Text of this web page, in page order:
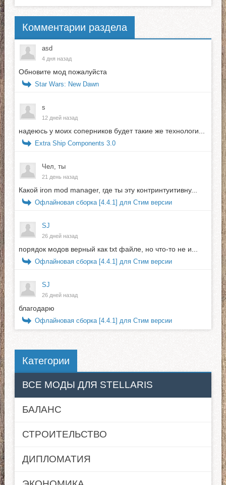
Комментарии раздела
asd
4 дня назад
Обновите мод пожалуйста
Star Wars: New Dawn
s
12 дней назад
надеюсь у моих соперников будет такие же технологи...
Extra Ship Components 3.0
Чел, ты
21 день назад
Какой iron mod manager, где ты эту контринтуитивну...
Офлайновая сборка [4.4.1] для Стим версии
SJ
26 дней назад
порядок модов верный как txt файле, но что-то не и...
Офлайновая сборка [4.4.1] для Стим версии
SJ
26 дней назад
благодарю
Офлайновая сборка [4.4.1] для Стим версии
Категории
ВСЕ МОДЫ ДЛЯ STELLARIS
БАЛАНС
СТРОИТЕЛЬСТВО
ДИПЛОМАТИЯ